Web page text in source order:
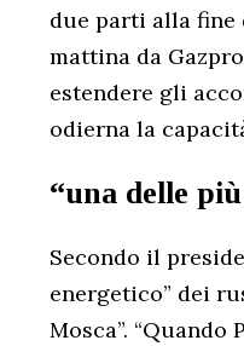
due parti alla fine
mattina da
estendere gli
odierna la
“una delle
Secondo il
energetico” dei
Mosca”.